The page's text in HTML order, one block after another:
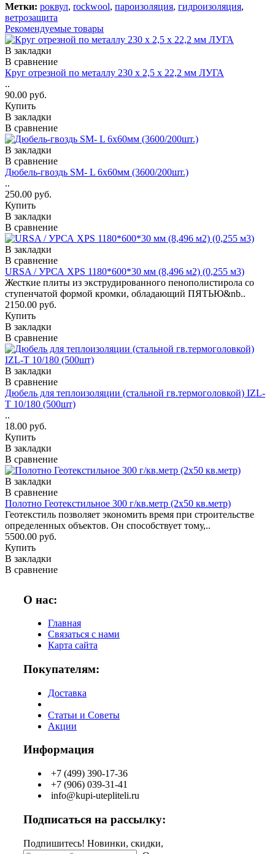
Метки: роквул, rockwool, пароизоляция, гидроизоляция,
ветрозащита
Рекомендуемые товары
В закладки
В сравнение
Круг отрезной по металлу 230 х 2,5 х 22,2 мм ЛУГА
..
90.00 руб.
Купить
В закладки
В сравнение
В закладки
В сравнение
Дюбель-гвоздь SM- L 6х60мм (3600/200шт.)
..
250.00 руб.
Купить
В закладки
В сравнение
В закладки
В сравнение
URSA / УРСА XPS 1180*600*30 мм (8,496 м2) (0,255 м3)
Жесткие плиты из экструдированного пенополистирола со
ступенчатой формой кромки, обладающий ПЯТЬЮ&nb..
2150.00 руб.
Купить
В закладки
В сравнение
В закладки
В сравнение
Дюбель для теплоизоляции (стальной гв.термоголовкой) IZL-
T 10/180 (500шт)
..
18.00 руб.
Купить
В закладки
В сравнение
В закладки
В сравнение
Полотно Геотекстильное 300 г/кв.метр (2x50 кв.метр)
Геотекстиль позволяет экономить время при строительстве
определенных объектов. Он способствует тому,..
5500.00 руб.
Купить
В закладки
В сравнение
О нас:
Главная
Связаться с нами
Карта сайта
Покупателям:
Доставка
Статьи и Советы
Акции
Информация
+7 (499) 390-17-36
+7 (906) 039-31-41
info@kupi-utepliteli.ru
Подписаться на рассылку:
Подпишитесь! Новинки, скидки,